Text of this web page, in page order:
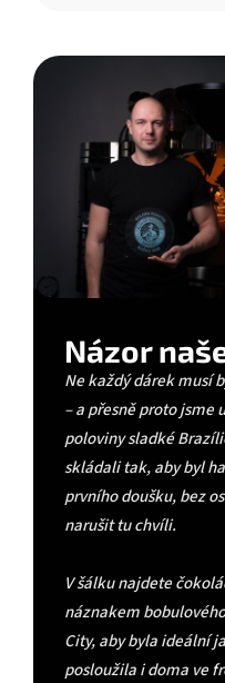
Názor
Ne každý dárek musí
– a přesně proto jsme
poloviny sladké
skládali tak, aby byl
prvního doušku, bez
narušit tu chvíli.
V šálku najdete
náznakem
City, aby byla ideální
posloužila i doma ve